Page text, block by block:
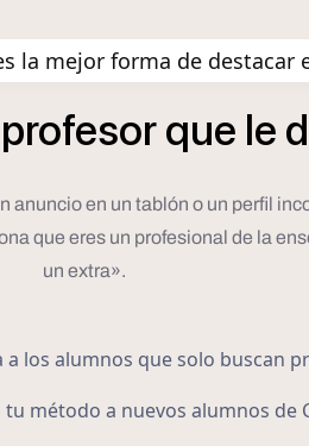
la mejor forma de destacar
profesorque le
en un tablón o un perfil
que eres un profesional de la
un extra».
los alumnos que solo buscan
método a nuevos alumnos